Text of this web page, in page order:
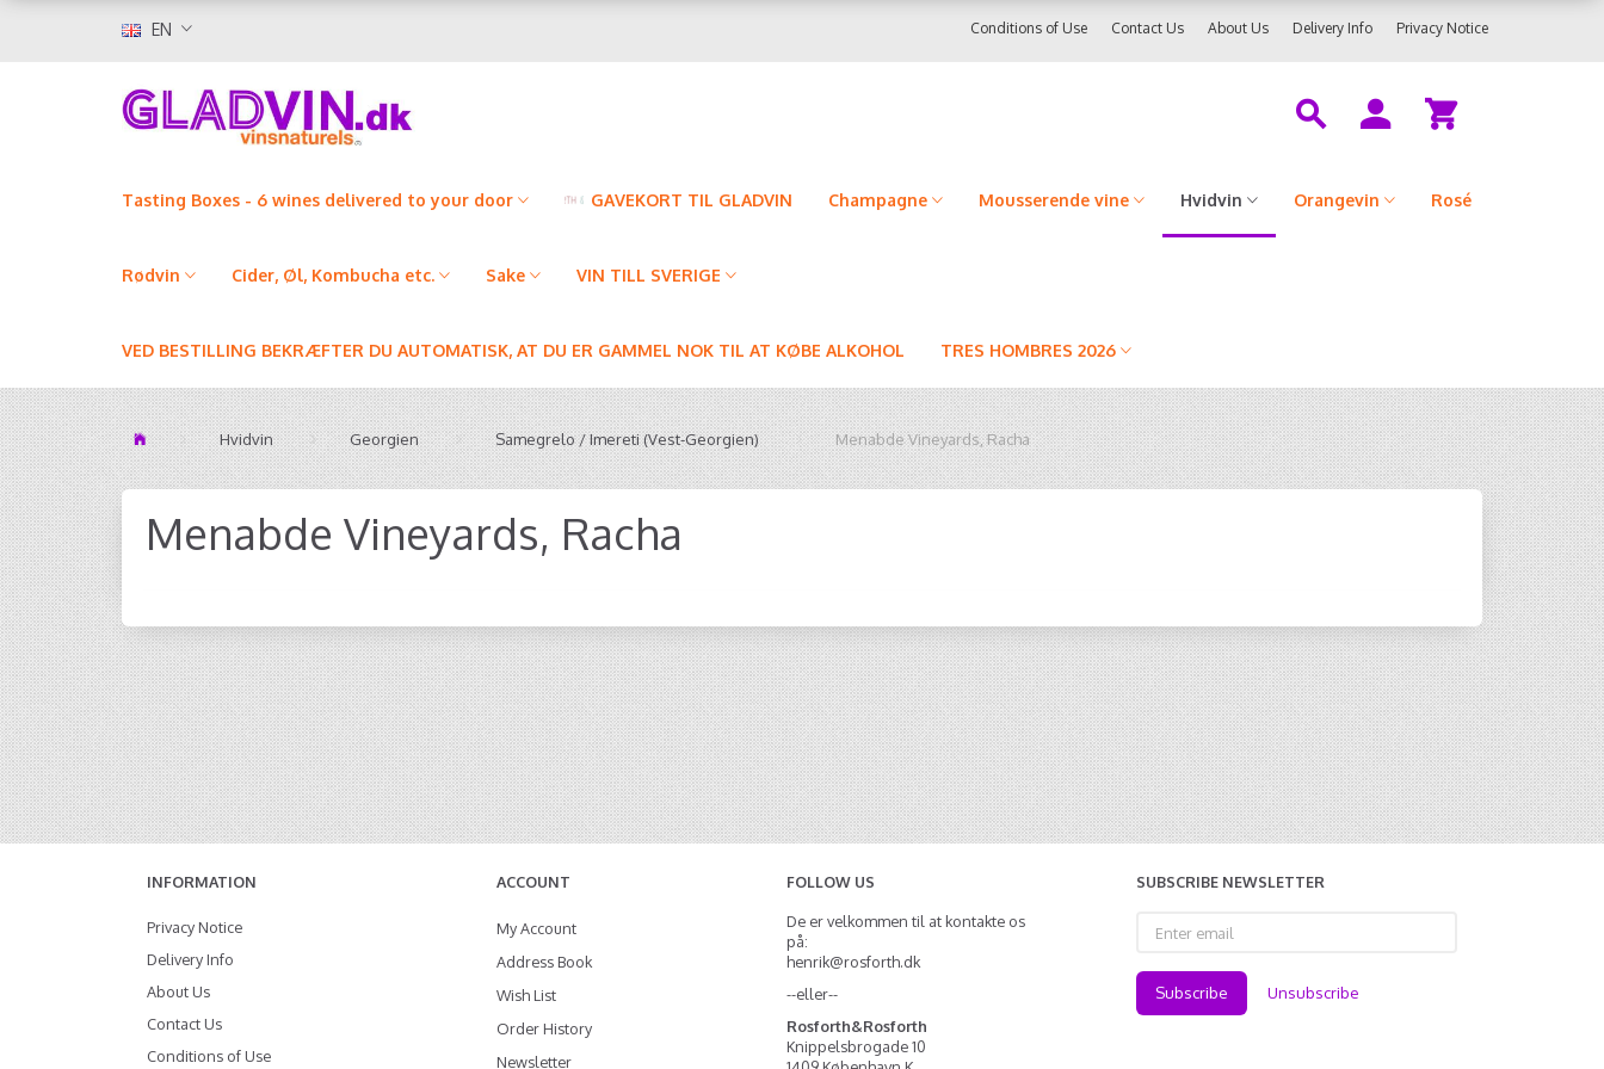
EN Privacy Notice
Delivery Info
About Us
Contact Us
Conditions of Use
Tasting Boxes - 6 wines delivered to your door GAVEKORT TIL GLADVIN Champagne Mousserende vine Hvidvin Orangevin Rosé
Rødvin Cider, Øl, Kombucha etc. Sake VIN TILL SVERIGE
VED BESTILLING BEKRÆFTER DU AUTOMATISK, AT DU ER GAMMEL NOK TIL AT KØBE ALKOHOL TRES HOMBRES 2026
Hvidvin Georgien Samegrelo / Imereti (Vest-Georgien) Menabde Vineyards, Racha
Menabde Vineyards, Racha
INFORMATION
Privacy Notice
Delivery Info
About Us
Contact Us
Conditions of Use
ACCOUNT
My Account
Address Book
Wish List
Order History
Newsletter
FOLLOW US
De er velkommen til at kontakte os
på:
henrik@rosforth.dk
--eller--
Rosforth&Rosforth
Knippelsbrogade 10
SUBSCRIBE NEWSLETTER
email
Subscribe Unsubscribe